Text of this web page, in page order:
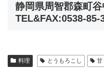
静岡県周智郡森町谷
TEL&FAX:0538-85-
料理 とうもろこし 甘